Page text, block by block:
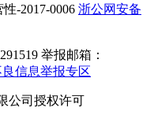
性-2017-0006 浙公网安备
举报邮箱：
信息举报专区
公司授权许可